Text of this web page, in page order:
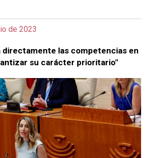
de 2023
directamente las competencias en
su carácter prioritario"